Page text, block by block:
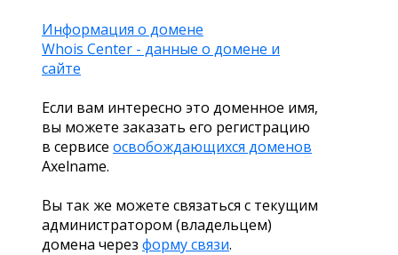
Информация о домене
Whois Center - данные о домене и
сайте
Если вам интересно это доменное имя,
вы можете заказать его регистрацию
в сервисе освобождающихся доменов
Axelname.
Вы так же можете связаться с текущим
администратором (владельцем)
домена через форму связи.